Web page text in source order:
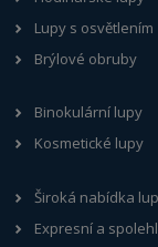
Lupy s osvětlením
Brýlové obruby
Binokulární lupy
Kosmetické lupy
Široká nabídka
Expresní a